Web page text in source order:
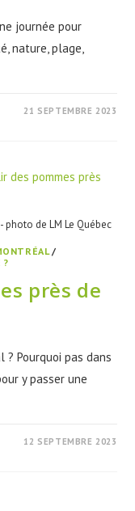
journée pour
nature, plage,
21 SEPTEMBRE 2023
de LM Le Québec
/
?
près de
Pourquoi pas dans
y passer une
12 SEPTEMBRE 2023